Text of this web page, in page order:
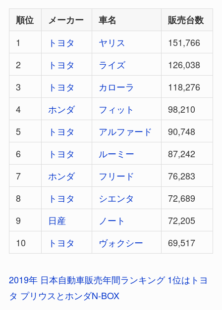
順位 メーカー 車名
販売台数
1
トヨタ ヤリス
151,766
2
トヨタ ライズ
126,038
3
トヨタ カローラ
118,276
4
ホンダ フィット
98,210
5
トヨタ アルファード
90,748
6
トヨタ ルーミー
87,242
7
ホンダ フリード
76,283
8
トヨタ シエンタ
72,689
9
日産 ノート
72,205
10
トヨタ ヴォクシー 69,517
2019年 日本自動車販売年間ランキング 1位はトヨ
タ プリウスとホンダN-BOX